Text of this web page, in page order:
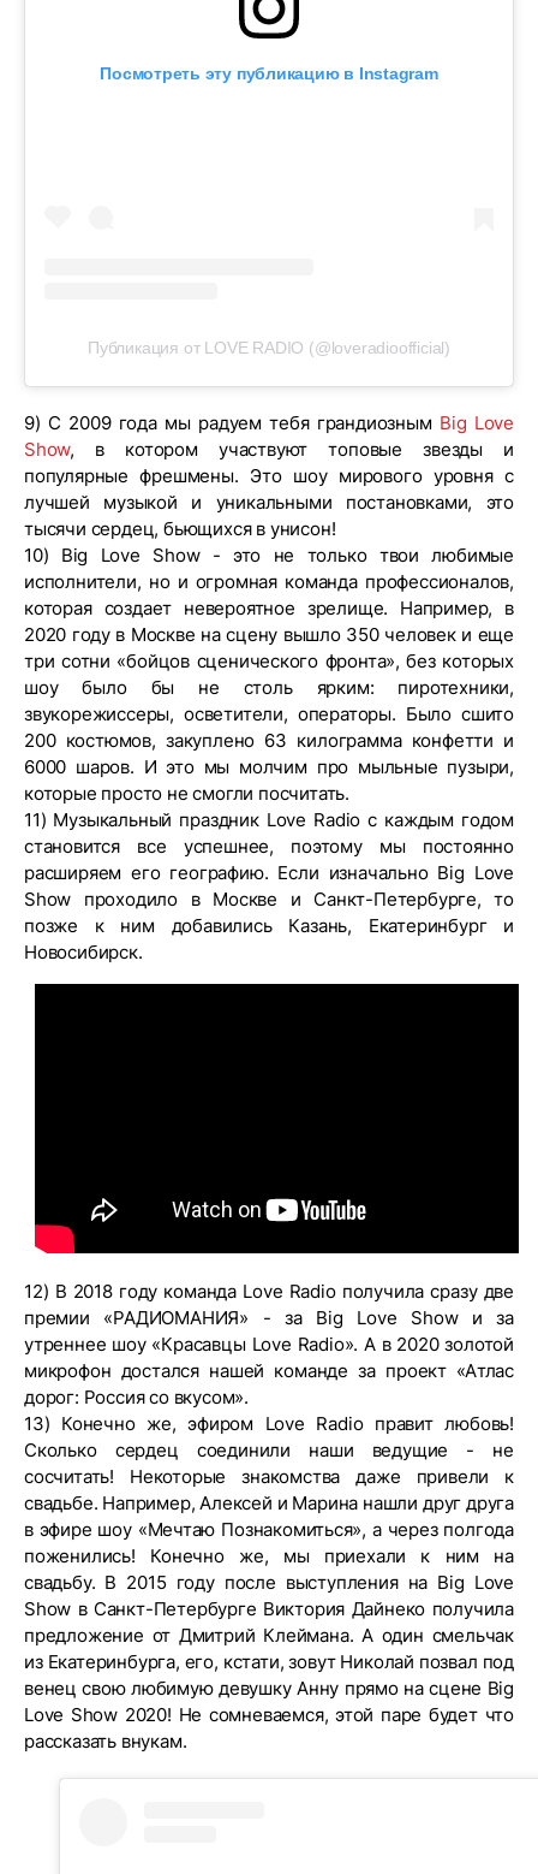
Посмотреть эту публикацию в Instagram
Публикация от LOVE RADIO (@loveradioofficial)
9) C 2009 года мы радуем тебя грандиозным Big Love
Show, в котором участвуют топовые звезды и
популярные фрешмены. Это шоу мирового уровня с
лучшей музыкой и уникальными постановками, это
тысячи сердец, бьющихся в унисон!
10) Big Love Show - это не только твои любимые
исполнители, но и огромная команда профессионалов,
которая создает невероятное зрелище. Например, в
2020 году в Москве на сцену вышло 350 человек и еще
три сотни «бойцов сценического фронта», без которых
шоу было бы не столь ярким: пиротехники,
звукорежиссеры, осветители, операторы. Было сшито
200 костюмов, закуплено 63 килограмма конфетти и
6000 шаров. И это мы молчим про мыльные пузыри,
которые просто не смогли посчитать.
11) Музыкальный праздник Love Radio с каждым годом
становится все успешнее, поэтому мы постоянно
расширяем его географию. Если изначально Big Love
Show проходило в Москве и Санкт-Петербурге, то
позже к ним добавились Казань, Екатеринбург и
Новосибирск.
12) В 2018 году команда Love Radio получила сразу две
премии «РАДИОМАНИЯ» - за Big Love Show и за
утреннее шоу «Красавцы Love Radio». А в 2020 золотой
микрофон достался нашей команде за проект «Атлас
дорог: Россия со вкусом».
13) Конечно же, эфиром Love Radio правит любовь!
Сколько сердец соединили наши ведущие - не
сосчитать! Некоторые знакомства даже привели к
свадьбе. Например, Алексей и Марина нашли друг друга
в эфире шоу «Мечтаю Познакомиться», а через полгода
поженились! Конечно же, мы приехали к ним на
свадьбу. В 2015 году после выступления на Big Love
Show в Санкт-Петербурге Виктория Дайнеко получила
предложение от Дмитрий Клеймана. А один смельчак
из Екатеринбурга, его, кстати, зовут Николай позвал под
венец свою любимую девушку Анну прямо на сцене Big
Love Show 2020! Не сомневаемся, этой паре будет что
рассказать внукам.